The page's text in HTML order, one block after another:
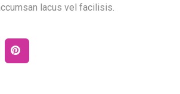
lacus vel facilisis.